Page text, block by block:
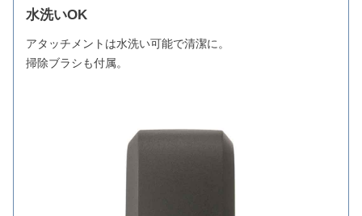
水洗いOK
アタッチメントは水洗い可能で清潔に。
掃除ブラシも付属。